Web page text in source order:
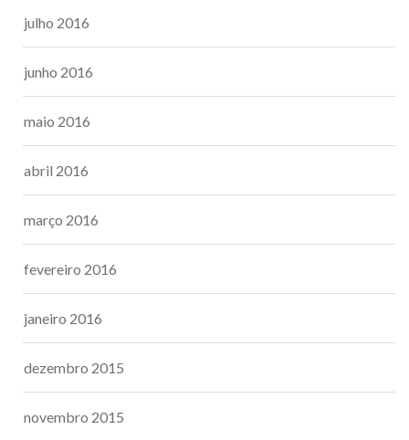
julho 2016
junho 2016
maio 2016
abril 2016
março 2016
fevereiro 2016
janeiro 2016
dezembro 2015
novembro 2015